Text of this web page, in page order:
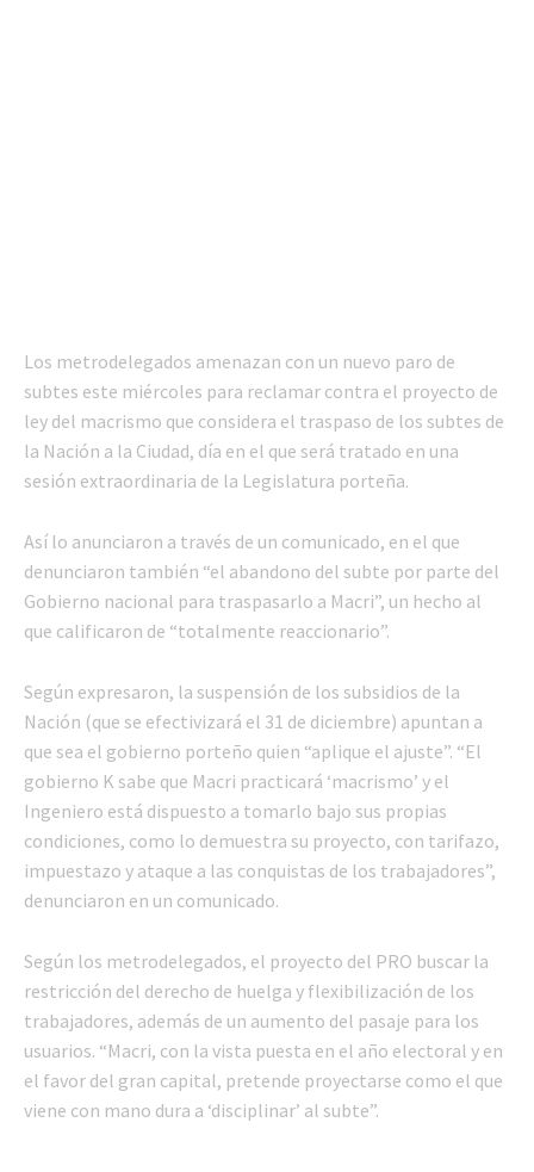
Los metrodelegados amenazan con un nuevo paro de
subtes este miércoles para reclamar contra el proyecto de
ley del macrismo que considera el traspaso de los subtes de
la Nación a la Ciudad, día en el que será tratado en una
sesión extraordinaria de la Legislatura porteña.
Así lo anunciaron a través de un comunicado, en el que
denunciaron también “el abandono del subte por parte del
Gobierno nacional para traspasarlo a Macri”, un hecho al
que calificaron de “totalmente reaccionario”.
Según expresaron, la suspensión de los subsidios de la
Nación (que se efectivizará el 31 de diciembre) apuntan a
que sea el gobierno porteño quien “aplique el ajuste”. “El
gobierno K sabe que Macri practicará ‘macrismo’ y el
Ingeniero está dispuesto a tomarlo bajo sus propias
condiciones, como lo demuestra su proyecto, con tarifazo,
impuestazo y ataque a las conquistas de los trabajadores”,
denunciaron en un comunicado.
Según los metrodelegados, el proyecto del PRO buscar la
restricción del derecho de huelga y flexibilización de los
trabajadores, además de un aumento del pasaje para los
usuarios. “Macri, con la vista puesta en el año electoral y en
el favor del gran capital, pretende proyectarse como el que
viene con mano dura a ‘disciplinar’ al subte”.